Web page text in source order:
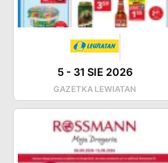
5- 31 SIE 2026
GAZETKA LEWIATAN